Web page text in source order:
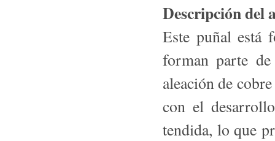
Descripción del
Este puñal está
forman parte
aleación de
con el
tendida, lo que